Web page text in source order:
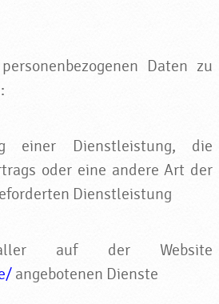
Daten zu
einer Dienstleistung, die
oder eine andere Art der
Dienstleistung
auf der Website
angebotenen Dienste